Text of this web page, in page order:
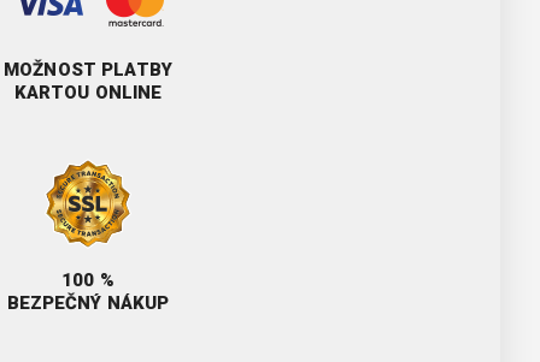
MOŽNOST PLATBY
KARTOU ONLINE
100 %
BEZPEČNÝ NÁKUP